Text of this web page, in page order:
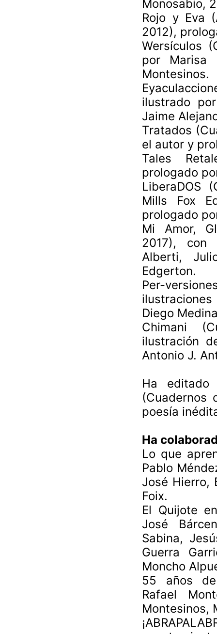
Monosabio,
Rojo y Eva
2012),
Wersículos
por Marisa
Montesinos.
ilustrado
Jaime
Tratados
el autor y
Tales
prologado
LiberaDOS
Mills Fox
prologado
Mi Amor,
2017), con
Alberti,
Edgerton.
Per-
ilustraciones
Diego
Chimani
ilustración
Antonio J.
Ha editado
(Cuadernos
poesía
Ha
Lo que
Pablo
José Hierro,
Foix.
El Quijote
José
Sabina,
Guerra
Moncho
55 años de
Rafael
Montesinos,